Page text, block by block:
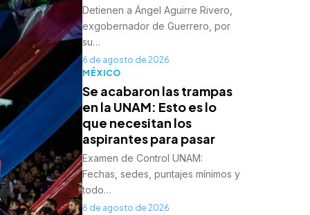
Detienen a Ángel Aguirre Rivero,
exgobernador de Guerrero, por
su…
6 de agosto de 2026
MÉXICO
Se acabaron las trampas
en la UNAM: Esto es lo
que necesitan los
aspirantes para pasar
Examen de Control UNAM:
Fechas, sedes, puntajes mínimos y
todo…
6 de agosto de 2026